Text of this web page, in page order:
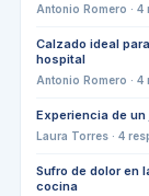
Antonio Romero · 4
Calzado ideal
hospital
Antonio Romero · 4
Experiencia de
Laura Torres· 4
Sufro de dolor en
cocina